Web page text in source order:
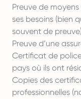
Preuve de
ses besoins (bien
souvent de
Preuve d’une
Certificat de
pays où ils ont
Copies des
professionnelles